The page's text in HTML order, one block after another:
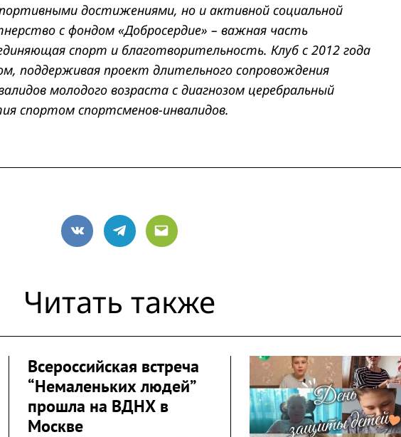
достижениями, но и активной социальной
с фондом «Добросердие» – важная часть
спорт и благотворительность. Клуб с 2012 года
поддерживая проект длительного сопровождения
молодого возраста с диагнозом церебральный
спортом спортсменов-инвалидов.
VK Telegram
Email
Читать также
Всероссийская встреча
“Немаленьких людей”
прошла на ВДНХ в
Москве